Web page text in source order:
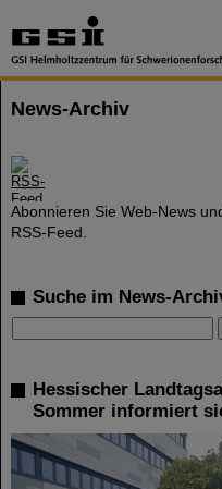
News-Archiv
Abonnieren Sie Web-News
RSS-Feed.
Suche im News-
Hessischer
Sommer informiert